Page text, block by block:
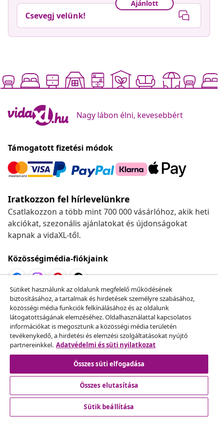
Ajánlott
Csevegj velünk!
Nagy lábon élni, kevesebbért
Támogatott fizetési módok
Iratkozzon fel hírlevelünkre
Csatlakozzon a több mint 700 000 vásárlóhoz, akik heti
akciókat, szezonális ajánlatokat és újdonságokat
kapnak a vidaXL-től.
Közösségimédia-fiókjaink
Szerződéstől való elállás
Küldj be egy rendelés lemondására vonatkozó
kérelmet.
Szerződéstől való elállás
Ügyfélszolgálat
Sütiket használunk az oldalunk megfelelő működésének
biztosításához, a tartalmak és hirdetések személyre szabásához,
közösségi média funkciók felkínálásához és az oldalunk
látogatottságának elemzéséhez. Oldalhasználattal kapcsolatos
információkat is megosztunk a közösségi média területén
tevékenykedő, a hirdetési és elemzési szolgáltatásokat nyújtó
partnereinkkel. Adatvédelmi és süti nyilatkozat
Összes süti elfogadása
Összes elutasítása
Sütik beállítása